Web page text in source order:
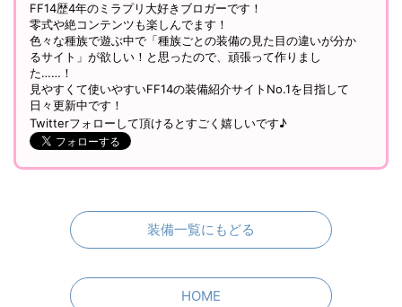
FF14歴4年のミラプリ大好きブロガーです！
零式や絶コンテンツも楽しんでます！
色々な種族で遊ぶ中で「種族ごとの装備の見た目の違いが分か
るサイト」が欲しい！と思ったので、頑張って作りまし
た……！
見やすくて使いやすいFF14の装備紹介サイトNo.1を目指して
日々更新中です！
Twitterフォローして頂けるとすごく嬉しいです♪
装備一覧にもどる
HOME